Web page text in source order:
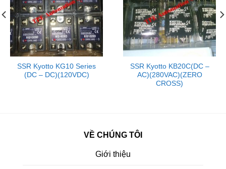
SSR Kyotto KG10 Series
(DC – DC)(120VDC)
SSR Kyotto KB20C(DC –
AC)(280VAC)(ZERO
CROSS)
VỀ CHÚNG TÔI
Giới thiệu